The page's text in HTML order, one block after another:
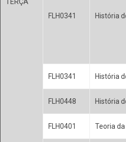
FLH0341 História
FLH0341 História
FLH0448 História
FLH0401 Teoria da